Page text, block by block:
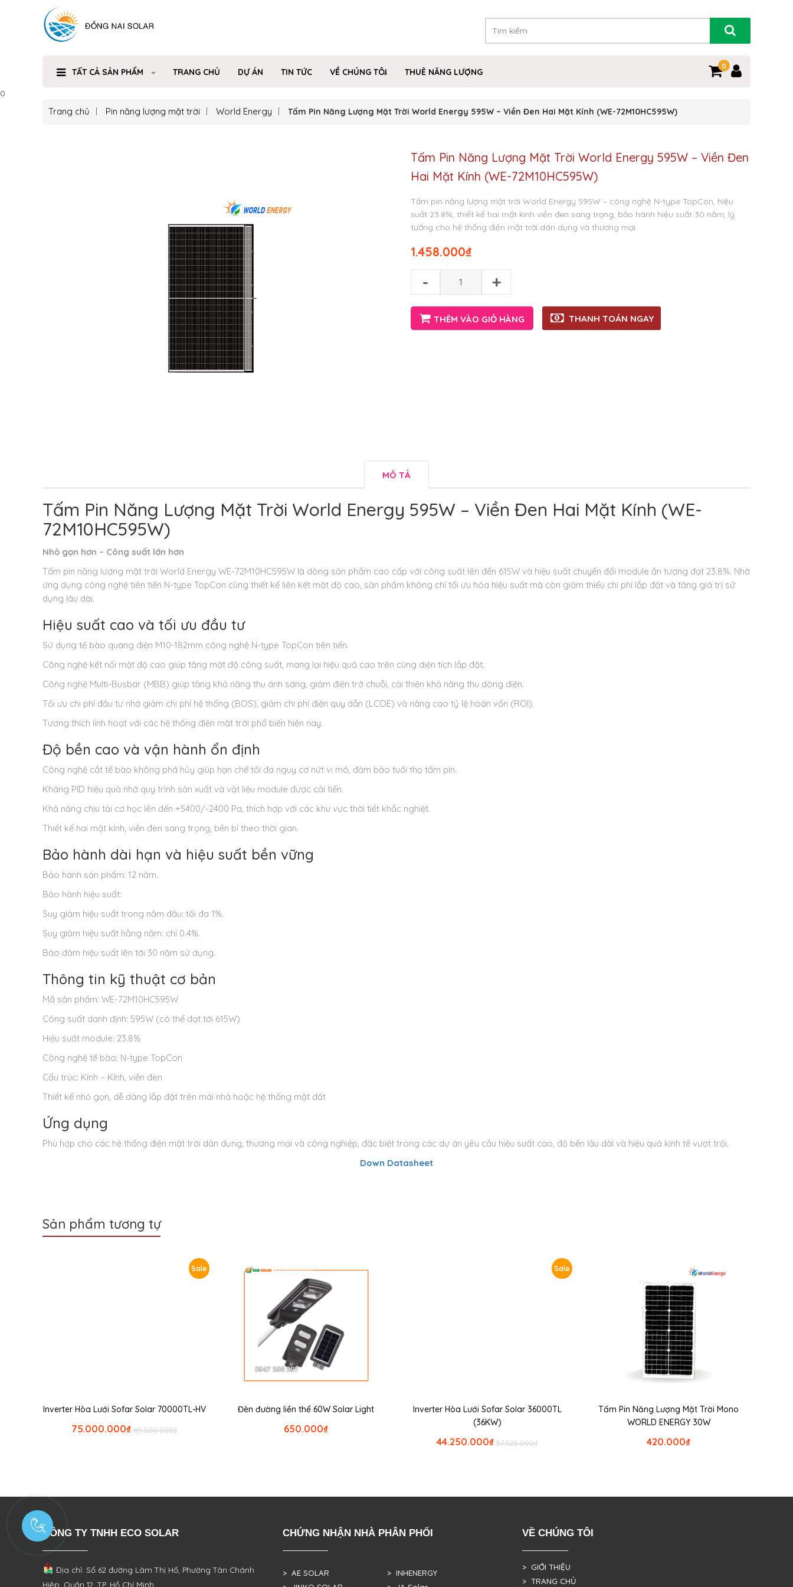
TẤT CẢ SẢN PHẨM TRANG CHỦ DỰ ÁN TIN TỨC VỀ CHÚNG TÔI THUÊ NĂNG LƯỢNG
0
0
Trang chủ Pin năng lượng mặt trời World Energy Tấm Pin Năng Lượng Mặt Trời World Energy 595W – Viền Đen Hai Mặt Kính (WE-72M10HC595W)
Tấm Pin Năng Lượng Mặt Trời World Energy 595W – Viền Đen
Hai Mặt Kính (WE-72M10HC595W)
Tấm pin năng lượng mặt trời World Energy 595W – công nghệ N-type TopCon, hiệu
suất 23.8%, thiết kế hai mặt kính viền đen sang trọng, bảo hành hiệu suất 30 năm, lý
tưởng cho hệ thống điện mặt trời dân dụng và thương mại.
₫
1.458.000
- +
THÊM VÀO GIỎ HÀNG THANH TOÁN NGAY
MÔ TẢ
Tấm Pin Năng Lượng Mặt Trời World Energy 595W – Viền Đen Hai Mặt Kính (WE-
72M10HC595W)
Nhỏ gọn hơn – Công suất lớn hơn
Tấm pin năng lượng mặt trời World Energy WE-72M10HC595W là dòng sản phẩm cao cấp với công suất lên đến 615W và hiệu suất chuyển đổi module ấn tượng đạt 23.8%. Nhờ
ứng dụng công nghệ tiên tiến N-type TopCon cùng thiết kế liên kết mật độ cao, sản phẩm không chỉ tối ưu hóa hiệu suất mà còn giảm thiểu chi phí lắp đặt và tăng giá trị sử
dụng lâu dài.
Hiệu suất cao và tối ưu đầu tư
Sử dụng tế bào quang điện M10-182mm công nghệ N-type TopCon tiên tiến.
Công nghệ kết nối mật độ cao giúp tăng mật độ công suất, mang lại hiệu quả cao trên cùng diện tích lắp đặt.
Công nghệ Multi-Busbar (MBB) giúp tăng khả năng thu ánh sáng, giảm điện trở chuỗi, cải thiện khả năng thu dòng điện.
Tối ưu chi phí đầu tư nhờ giảm chi phí hệ thống (BOS), giảm chi phí điện quy dẫn (LCOE) và nâng cao tỷ lệ hoàn vốn (ROI).
Tương thích linh hoạt với các hệ thống điện mặt trời phổ biến hiện nay.
Độ bền cao và vận hành ổn định
Công nghệ cắt tế bào không phá hủy giúp hạn chế tối đa nguy cơ nứt vi mô, đảm bảo tuổi thọ tấm pin.
Kháng PID hiệu quả nhờ quy trình sản xuất và vật liệu module được cải tiến.
Khả năng chịu tải cơ học lên đến +5400/-2400 Pa, thích hợp với các khu vực thời tiết khắc nghiệt.
Thiết kế hai mặt kính, viền đen sang trọng, bền bỉ theo thời gian.
Bảo hành dài hạn và hiệu suất bền vững
Bảo hành sản phẩm: 12 năm.
Bảo hành hiệu suất:
Suy giảm hiệu suất trong năm đầu: tối đa 1%.
Suy giảm hiệu suất hằng năm: chỉ 0.4%.
Bảo đảm hiệu suất lên tới 30 năm sử dụng.
Thông tin kỹ thuật cơ bản
Mã sản phẩm: WE-72M10HC595W
Công suất danh định: 595W (có thể đạt tới 615W)
Hiệu suất module: 23.8%
Công nghệ tế bào: N-type TopCon
Cấu trúc: Kính – Kính, viền đen
Thiết kế nhỏ gọn, dễ dàng lắp đặt trên mái nhà hoặc hệ thống mặt đất
Ứng dụng
Phù hợp cho các hệ thống điện mặt trời dân dụng, thương mại và công nghiệp, đặc biệt trong các dự án yêu cầu hiệu suất cao, độ bền lâu dài và hiệu quả kinh tế vượt trội.
Down Datasheet
Sản phẩm tương tự
Sale
Inverter Hòa Lưới Sofar Solar 70000TL-HV
₫
85.500.000
₫
75.000.000
Đèn đường liền thể 60W Solar Light
₫
650.000
Sale
Inverter Hòa Lưới Sofar Solar 36000TL
(36KW)
₫
57.525.000
₫
44.250.000
Tấm Pin Năng Lượng Mặt Trời Mono
WORLD ENERGY 30W
₫
420.000
CÔNG TY TNHH ECO SOLAR
Địa chỉ: Số 62 đường Lâm Thị Hố, PhườngTân Chánh
Hiệp, Quận 12, TP. Hồ Chí Minh
CHỨNG NHẬN NHÀ PHÂN PHỐI
> AE SOLAR
> INHENERGY
VỀ CHÚNG TÔI
> GIỚI THIỆU
> TRANG CHỦ